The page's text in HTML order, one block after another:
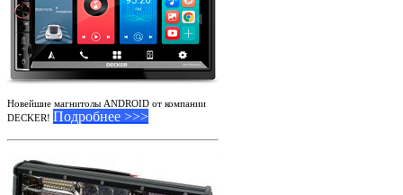
Новейшие магнитолы ANDROID от компании
DECKER! Подробнее >>>